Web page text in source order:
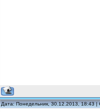
Дата: Понедельник, 30.12.2013, 18:43